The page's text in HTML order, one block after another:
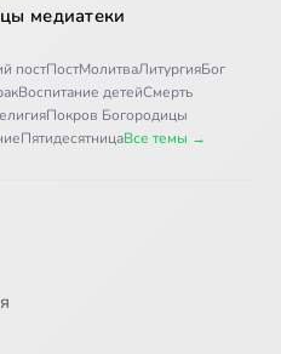
медиатеки
постПостМолитваЛитургияБог
Воспитание детейСмерть
Покров Богородицы
ПятидесятницаВсе темы →